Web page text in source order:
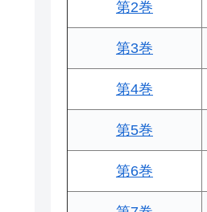
第2巻
第3巻
第4巻
第5巻
第6巻